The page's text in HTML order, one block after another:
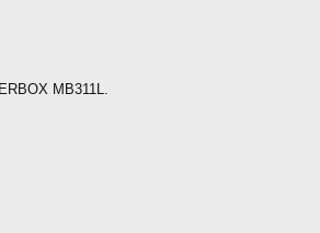
MB311L.